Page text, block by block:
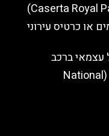
פאס: ארטקארד 3 – 7 ימים או כרטיס עירוני
עצמאי ברכב
המוזיאון הארכיאולוגי של נאפולי (National